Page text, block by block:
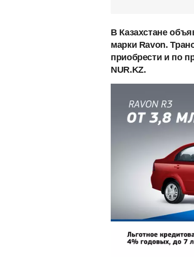
В Казахстане
марки Ravon.
приобрести и по
NUR.KZ.